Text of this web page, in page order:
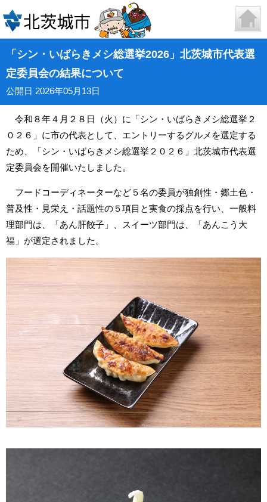
「シン・いばらきメシ総選挙2026」北茨城市代表選
定委員会の結果について
公開日 2026年05月13日
令和８年４月２８日（火）に「シン・いばらきメシ総選挙２
０２６」に市の代表として、エントリーするグルメを選定する
ため、「シン・いばらきメシ総選挙２０２６」北茨城市代表選
定委員会を開催いたしました。
フードコーディネーターなど５名の委員が独創性・郷土色・
普及性・見栄え・話題性の５項目と実食の採点を行い、一般料
理部門は、「あん肝餃子」、スイーツ部門は、「あんこう大
福」が選定されました。